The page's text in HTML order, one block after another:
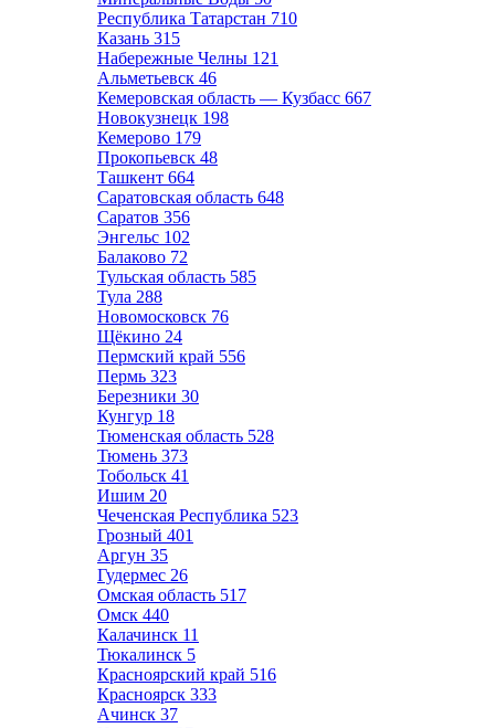
Республика Татарстан 710
Казань 315
Набережные Челны 121
Альметьевск 46
Кемеровская область — Кузбасс 667
Новокузнецк 198
Кемерово 179
Прокопьевск 48
Ташкент 664
Саратовская область 648
Саратов 356
Энгельс 102
Балаково 72
Тульская область 585
Тула 288
Новомосковск 76
Щёкино 24
Пермский край 556
Пермь 323
Березники 30
Кунгур 18
Тюменская область 528
Тюмень 373
Тобольск 41
Ишим 20
Чеченская Республика 523
Грозный 401
Аргун 35
Гудермес 26
Омская область 517
Омск 440
Калачинск 11
Тюкалинск 5
Красноярский край 516
Красноярск 333
Ачинск 37